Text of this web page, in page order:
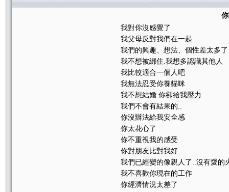
我對你沒感覺了
我父母反對我們在一起
我們的興趣、想法、個性差太多了
我不想被綁住.我想多認識其他人
我比較適合一個人吧
我無法忍受你養貓咪
我不想結婚.你卻給我壓力
我們不會有結果的..
你沒辦法給我安全感
你太花心了
你不重視我的感受
你對朋友比對我好
我們已經變的像親人了..沒有愛的
我不喜歡你現在的工作
你經濟情況太差了